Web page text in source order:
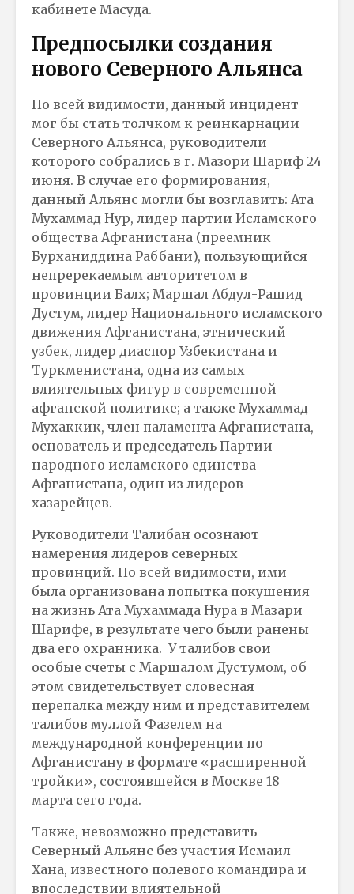
кабинете Масуда.
Предпосылки создания
нового Северного Альянса
По всей видимости, данный инцидент
мог бы стать толчком к реинкарнации
Северного Альянса, руководители
которого собрались в г. Мазори Шариф 24
июня. В случае его формирования,
данный Альянс могли бы возглавить: Ата
Мухаммад Нур, лидер партии Исламского
общества Афганистана (преемник
Бурханиддина Раббани), пользующийся
непререкаемым авторитетом в
провинции Балх; Маршал Абдул-Рашид
Дустум, лидер Национального исламского
движения Афганистана, этнический
узбек, лидер диаспор Узбекистана и
Туркменистана, одна из самых
влиятельных фигур в современной
афганской политике; а также Мухаммад
Мухаккик, член паламента Афганистана,
основатель и председатель Партии
народного исламского единства
Афганистана, один из лидеров
хазарейцев.
Руководители Талибан осознают
намерения лидеров северных
провинций. По всей видимости, ими
была организована попытка покушения
на жизнь Ата Мухаммада Нура в Мазари
Шарифе, в результате чего были ранены
два его охранника. У талибов свои
особые счеты с Маршалом Дустумом, об
этом свидетельствует словесная
перепалка между ним и представителем
талибов муллой Фазелем на
международной конференции по
Афганистану в формате «расширенной
тройки», состоявшейся в Москве 18
марта сего года.
Также, невозможно представить
Северный Альянс без участия Исмаил-
Хана, известного полевого командира и
впоследствии влиятельной